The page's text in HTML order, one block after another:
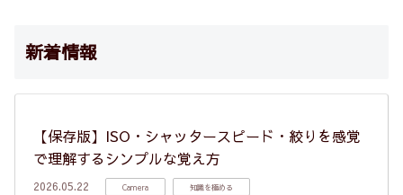
新着情報
【保存版】ISO・シャッタースピード・絞りを感覚
で理解するシンプルな覚え方
2026.05.22 Camera 知識を極める